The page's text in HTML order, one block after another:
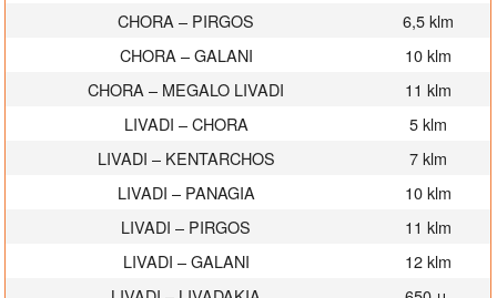
CHORA – PIRGOS
6,5 klm
CHORA – GALANI
10 klm
CHORA – MEGALO LIVADI
11 klm
LIVADI – CHORA
5 klm
LIVADI – KENTARCHOS
7 klm
LIVADI – PANAGIA
10 klm
LIVADI – PIRGOS
11 klm
LIVADI – GALANI
12 klm